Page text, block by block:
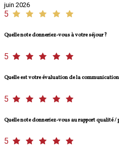
juin 2026
5
Quelle note donneriez-vous à votre séjour ?
5
Quelle est votre évaluation de la
5
Quelle note donneriez-vous au rapport qualité /
5